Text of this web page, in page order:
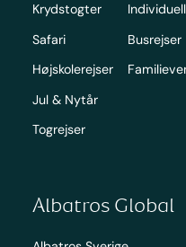
Krydstogter
Safari
Højskolerejser
Jul & Nytår
Togrejser
Busrejser
Albatros Global